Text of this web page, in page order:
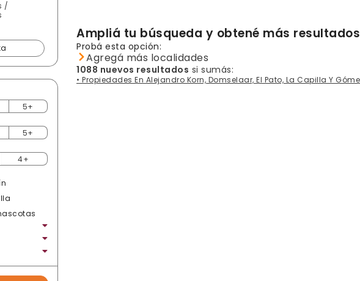
/
5+
5+
4+
Ampliá tu búsqueda y obtené más resultados
Probá esta opción:
Agregá más localidades
1088 nuevos resultados si sumás:
• Propiedades En Alejandro Korn, Domselaar, El Pato, La Capilla Y